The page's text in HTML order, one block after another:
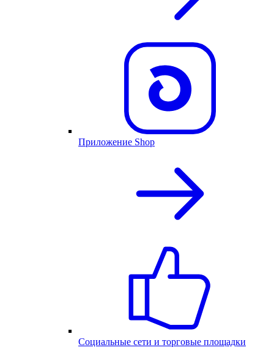
Приложение Shop
Социальные сети и торговые площадки